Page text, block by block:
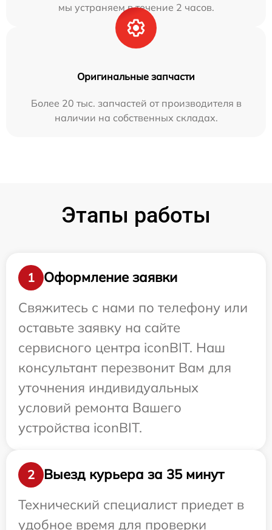
мы устраняем в течение 2 часов.
Оригинальные запчасти
Более 20 тыс. запчастей от производителя в
наличии на собственных складах.
Этапы работы
1
Оформление заявки
Свяжитесь с нами по телефону или
оставьте заявку на сайте
сервисного центра iconBIT. Наш
консультант перезвонит Вам для
уточнения индивидуальных
условий ремонта Вашего
устройства iconBIT.
2
Выезд курьера за 35 минут
Технический специалист приедет в
удобное время для проверки